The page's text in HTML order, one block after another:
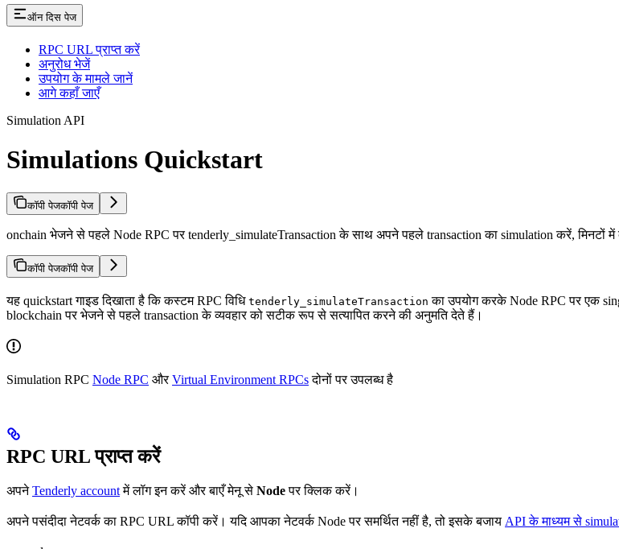
ऑन दिस पेज
RPC URL प्राप्त करें
अनुरोध भेजें
उपयोग के मामले जानें
आगे कहाँ जाएँ
Simulation API
Simulations Quickstart
कॉपी पेजकॉपी पेज
onchain भेजने से पहले Node RPC पर tenderly_simulateTransaction के साथ अपने पहले transaction का simulation करें, मिनटों में
कॉपी पेजकॉपी पेज
यह quickstart गाइड दिखाता है कि कस्टम RPC विधि tenderly_simulateTransaction का उपयोग करके Node RPC पर एक
blockchain पर भेजने से पहले transaction के व्यवहार को सटीक रूप से सत्यापित करने की अनुमति देते हैं।
Simulation RPC Node RPC औरVirtual Environment RPCsदोनों पर उपलब्ध है
RPC URL प्राप्त करें
अपनेTenderly accountमें लॉग इन करें और बाएँ मेनू से Nodeपर क्लिक करें।
अपने पसंदीदा नेटवर्क का RPC URL कॉपी करें। यदि आपका नेटवर्क Node पर समर्थित नहीं है, तो इसके बजाय API के माध्यम से